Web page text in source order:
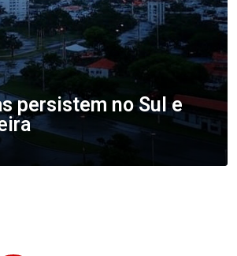
persistem no Sul e